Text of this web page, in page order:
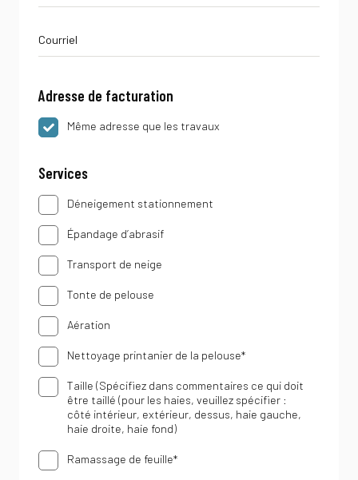
Adresse de facturation
Même
adresse
travaux
Même adresse que les travaux
Services
ServicesDéneigement stationnement
Épandage d’abrasif
Transport de neige
Tonte de pelouse
Aération
Nettoyage printanier de la pelouse*
Taille (Spécifiez dans commentaires ce qui doit
être taillé (pour les haies, veuillez spécifier :
côté intérieur, extérieur, dessus, haie gauche,
haie droite, haie fond)
Ramassage de feuille*